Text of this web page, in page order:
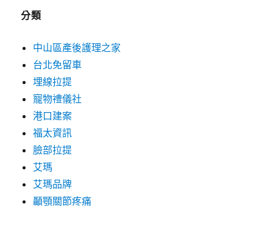
分類
中山區產後護理之家
台北免留車
埋線拉提
寵物禮儀社
港口建案
福太資訊
臉部拉提
艾瑪
艾瑪品牌
顳顎關節疼痛